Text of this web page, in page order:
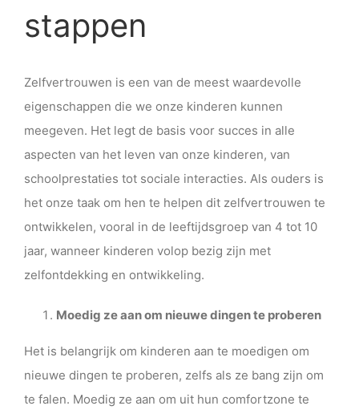
stappen
Zelfvertrouwen is een van de meest waardevolle
eigenschappen die we onze kinderen kunnen
meegeven. Het legt de basis voor succes in alle
aspecten van het leven van onze kinderen, van
schoolprestaties tot sociale interacties. Als ouders is
het onze taak om hen te helpen dit zelfvertrouwen te
ontwikkelen, vooral in de leeftijdsgroep van 4 tot 10
jaar, wanneer kinderen volop bezig zijn met
zelfontdekking en ontwikkeling.
Moedig ze aan om nieuwe dingen te proberen
Het is belangrijk om kinderen aan te moedigen om
nieuwe dingen te proberen, zelfs als ze bang zijn om
te falen. Moedig ze aan om uit hun comfortzone te